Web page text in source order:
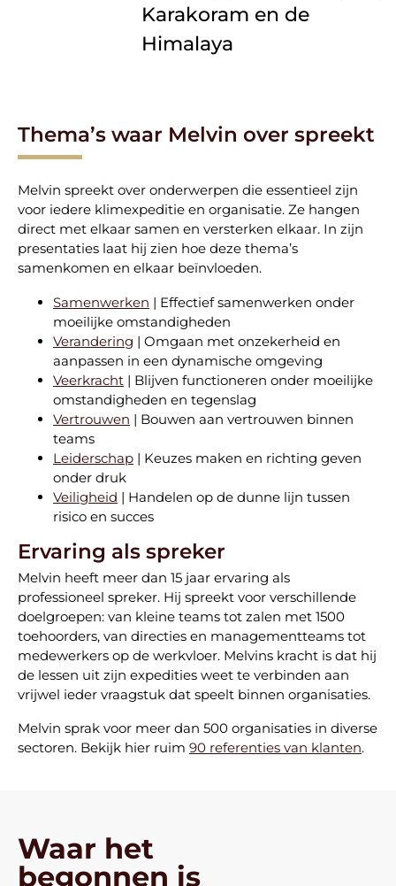
Karakoram en de
Himalaya
Thema’s waar Melvin over spreekt
Melvin spreekt over onderwerpen die essentieel zijn
voor iedere klimexpeditie en organisatie. Ze hangen
direct met elkaar samen en versterken elkaar. In zijn
presentaties laat hij zien hoe deze thema’s
samenkomen en elkaar beïnvloeden.
Samenwerken | Effectief samenwerken onder
moeilijke omstandigheden
Verandering | Omgaan met onzekerheid en
aanpassen in een dynamische omgeving
Veerkracht | Blijven functioneren onder moeilijke
omstandigheden en tegenslag
Vertrouwen | Bouwen aan vertrouwen binnen
teams
Leiderschap | Keuzes maken en richting geven
onder druk
Veiligheid | Handelen op de dunne lijn tussen
risico en succes
Ervaring als spreker
Melvin heeft meer dan 15 jaar ervaring als
professioneel spreker. Hij spreekt voor verschillende
doelgroepen: van kleine teams tot zalen met 1500
toehoorders, van directies en managementteams tot
medewerkers op de werkvloer. Melvins kracht is dat hij
de lessen uit zijn expedities weet te verbinden aan
vrijwel ieder vraagstuk dat speelt binnen organisaties.
Melvin sprak voor meer dan 500 organisaties in diverse
sectoren. Bekijk hier ruim 90 referenties van klanten.
Waar het
begonnen is